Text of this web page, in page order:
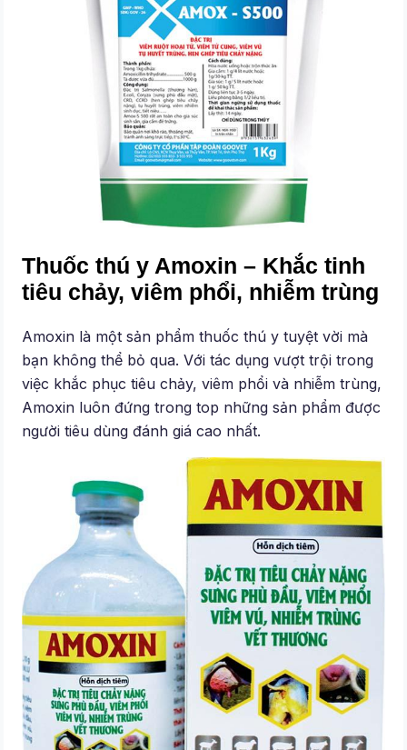
Thuốc thú y Amoxin – Khắc tinh
tiêu chảy, viêm phổi, nhiễm trùng
Amoxin là một sản phẩm thuốc thú y tuyệt vời mà
bạn không thể bỏ qua. Với tác dụng vượt trội trong
việc khắc phục tiêu chảy, viêm phổi và nhiễm trùng,
Amoxin luôn đứng trong top những sản phẩm được
người tiêu dùng đánh giá cao nhất.